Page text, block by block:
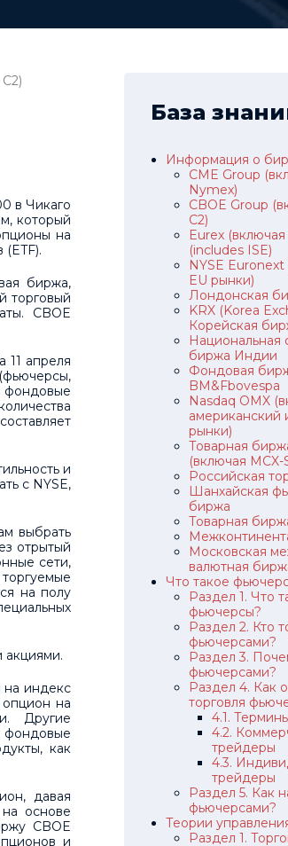
в Чикаго
который
на
биржа,
торговый
CBOE
11 апреля
фондовые
и
с NYSE,
выбрать
отрытый
сети,
на полу
акциями.
на индекс
на
Другие
фондовые
как
давая
основе
CBOE
и
База
Информация о
CME Group
Nymex)
CBOE Group
C2)
Eurex
(includes ISE)
NYSE Euronext
EU рынки)
Лондонская
KRX (Korea
Корейская
Национальная
биржа Индии
Фондовая
BM&Fbovespa
Nasdaq OMX
американский
рынки)
Товарная
(включая MCX-
Российская
Шанхайская
биржа
Товарная
Московская
валютная
Что такое
Раздел 1. Что
фьючерсы?
Раздел 2. Кто
фьючерсами?
Раздел 3.
фьючерсами?
Раздел 4. Как
торговля
4.1.
4.2.
трейдеры
4.3.
трейдеры
Раздел 5. Как
фьючерсами?
Теории
Раздел 1.